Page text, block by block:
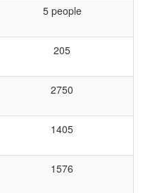
5 people
205
2750
1405
1576